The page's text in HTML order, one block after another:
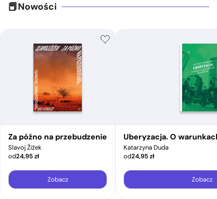
Nowości
Za późno na przebudzenie
Slavoj Žižek
od24,95zł
Zobacz
Uberyzacja. O
Katarzyna Duda
od24,95zł
Zobacz